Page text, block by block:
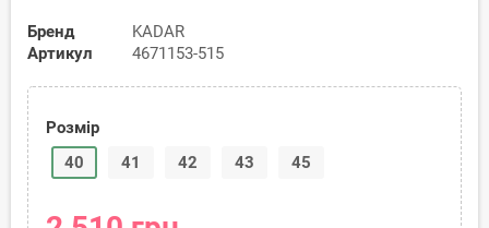
Бренд
KADAR
Артикул
4671153-515
Розмір
40
41 42 43 45